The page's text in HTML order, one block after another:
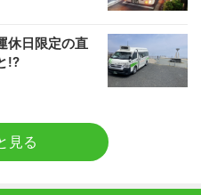
休日限定の直
!?
見る